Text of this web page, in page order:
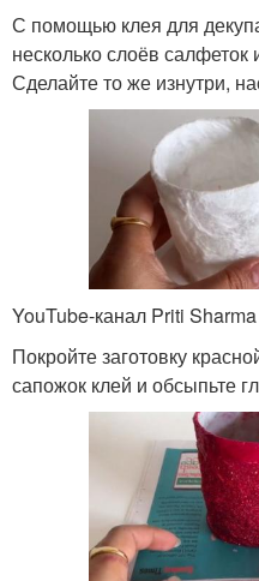
С помощью клея для
несколько слоёв
Сделайте то же изнутри,
YouTube-канал Priti Sharma
Покройте заготовку
сапожок клей и обсыпьте